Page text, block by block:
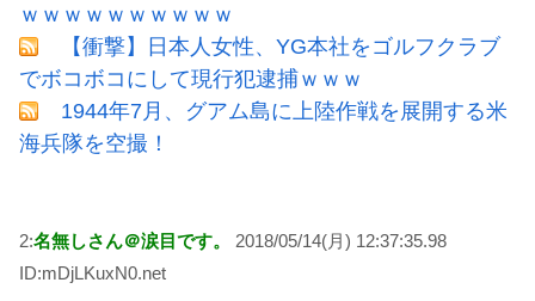
ｗｗｗｗｗｗｗｗｗｗ
【衝撃】日本人女性、YG本社をゴルフクラブ
でボコボコにして現行犯逮捕ｗｗｗ
1944年7月、グアム島に上陸作戦を展開する米
海兵隊を空撮！
2:名無しさん＠涙目です。
2018/05/14(月) 12:37:35.98
ID:mDjLKuxN0.net